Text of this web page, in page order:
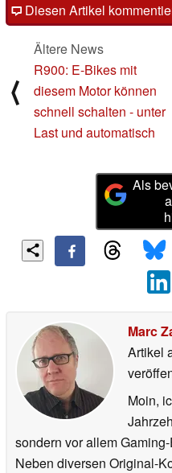
Diesen Artikel
⟨
Ältere News
R900: E-Bikes mit
diesem Motor können
schnell schalten - unter
Last und automatisch
Als
Marc
Artikel
Moin,
sondern vor allem
Neben diversen Original-